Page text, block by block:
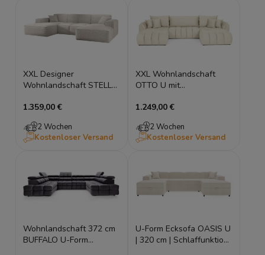
XXL Designer
Wohnlandschaft STELLA
Sofa in U-Form (348x169
cm)
1.359,00 €
2 Wochen
Kostenloser Versand
XXL Wohnlandschaft
OTTO U mit
Bettkasten, 382x184 cm,
Stepp-Design, Universell
montierbar
1.249,00 €
2 Wochen
Kostenloser Versand
Wohnlandschaft 372 cm
BUFFALO U-Form
U-Form Ecksofa OASIS U
| 320 cm | Schlaffunktion